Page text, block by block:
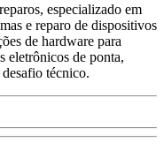
especializado em
e reparo de dispositivos
de hardware para
eletrônicos de ponta,
técnico.